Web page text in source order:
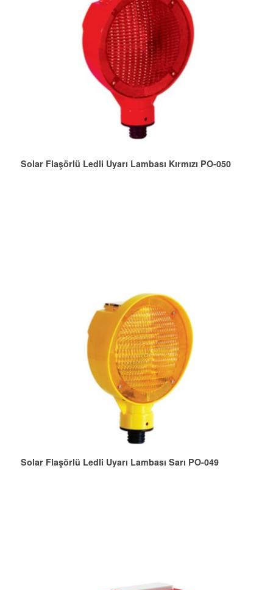
Solar Flaşörlü Ledli Uyarı Lambası Kırmızı PO-050
Solar Flaşörlü Ledli Uyarı Lambası Sarı PO-049